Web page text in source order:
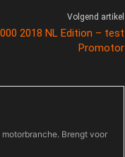
Volgend artikel
2018 NL Edition – test
Promotor
Brengt voor